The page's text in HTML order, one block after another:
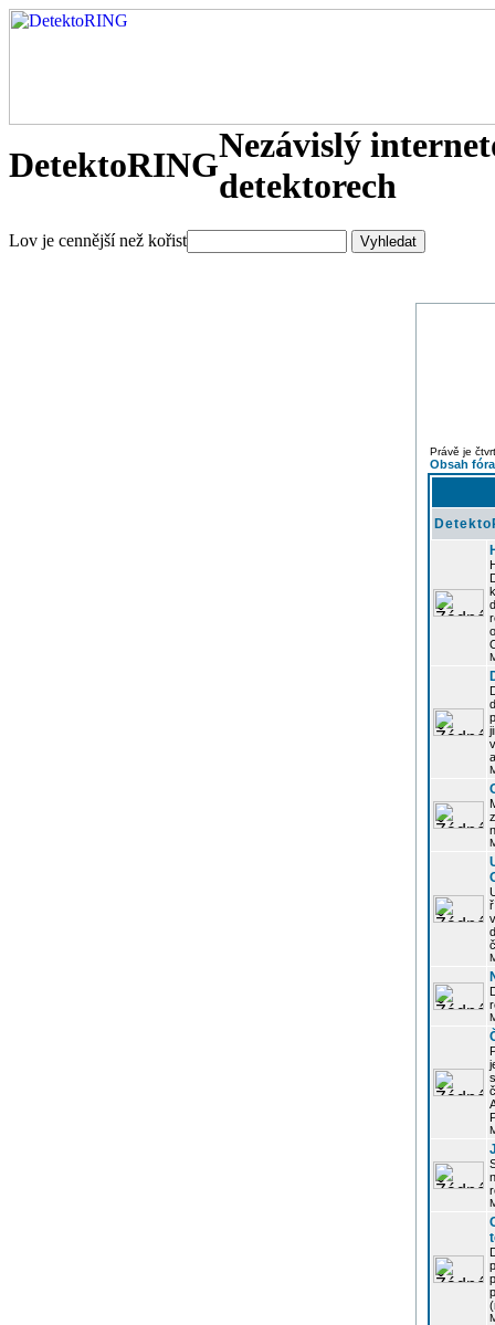
DetektoRINGNezávislý
detektorech
Lov je cennější než kořist
Právě je
Obsah